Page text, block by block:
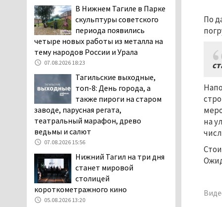
По
на
покусала бельевая вошь
06.08.2026 13:02
В Нижнем Тагиле на три
дня запретят
электросамокаты
06.08.2026 11:41
«Я уверен, это бельевая
вошь». Родители 10-
летней девочки
пожаловались на кровососущих
паразитов, которые искусали их
ребёнка в детской больнице
Нижнего Тагила
05.08.2026 17:59
Директора уральского
предприятия по
производству дронов
«Упырь» подорвали в автомобиле
В Нижнем Тагиле в Парке
скульптуры советского
периода появились
четыре новых работы из металла на
тему народов России и Урала
07.08.2026 18:23
Тагильские выходные,
топ-8: День города, а
также пироги на старом
заводе, парусная регата,
театральный марафон, древо
ведьмы и салют
07.08.2026 15:56
Нижний Тагил на три дня
станет мировой
столицей
короткометражного кино
05.08.2026 13:20